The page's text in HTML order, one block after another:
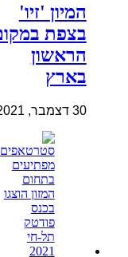
המיון 'זיו'
בצפת במקום
הראשון
בארץ
30 דצמבר, 2021